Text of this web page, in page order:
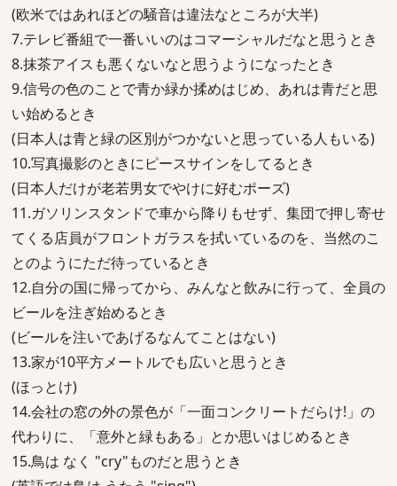
(欧米ではあれほどの騒音は違法なところが大半)
7.テレビ番組で一番いいのはコマーシャルだなと思うとき
8.抹茶アイスも悪くないなと思うようになったとき
9.信号の色のことで青か緑か揉めはじめ、あれは青だと思
い始めるとき
(日本人は青と緑の区別がつかないと思っている人もいる)
10.写真撮影のときにピースサインをしてるとき
(日本人だけが老若男女でやけに好むポーズ)
11.ガソリンスタンドで車から降りもせず、集団で押し寄せ
てくる店員がフロントガラスを拭いているのを、当然のこ
とのようにただ待っているとき
12.自分の国に帰ってから、みんなと飲みに行って、全員の
ビールを注ぎ始めるとき
(ビールを注いであげるなんてことはない)
13.家が10平方メートルでも広いと思うとき
(ほっとけ)
14.会社の窓の外の景色が「一面コンクリートだらけ!」の
代わりに、「意外と緑もある」とか思いはじめるとき
15.鳥は なく "cry"ものだと思うとき